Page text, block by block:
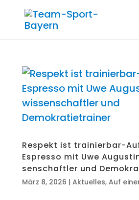
Respekt ist trai­nier­bar-
Espres­so mit Uwe
sen­schaft­ler und
März 8, 2026 | Aktuelles, Auf